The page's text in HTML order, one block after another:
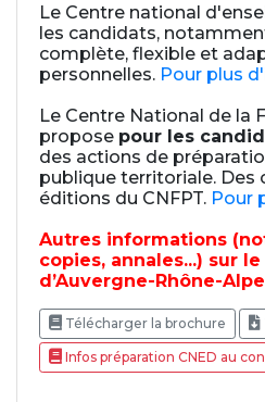
Le Centre national
les candidats,
complète, flexible et
personnelles. Pour plus
Le Centre National de la
propose pour les
des actions de
publique territoriale. Des
éditions du CNFPT. Pour
Autres informations
copies, annales...) sur
d’Auvergne-Rhône-
Télécharger la brochure
Infos préparation CNED au